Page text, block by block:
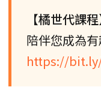
【橘世代課程
陪伴您成為有
https://